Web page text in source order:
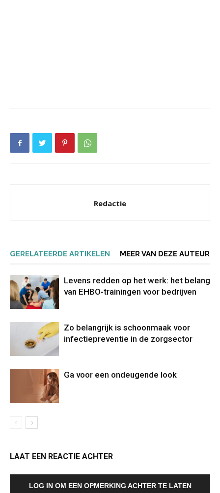
Redactie
GERELATEERDE ARTIKELEN MEER VAN DEZE AUTEUR
Levens redden op het werk: het belang
van EHBO-trainingen voor bedrijven
Zo belangrijk is schoonmaak voor
infectiepreventie in de zorgsector
Ga voor een ondeugende look
LAAT EEN REACTIE ACHTER
LOG IN OM EEN OPMERKING ACHTER TE LATEN